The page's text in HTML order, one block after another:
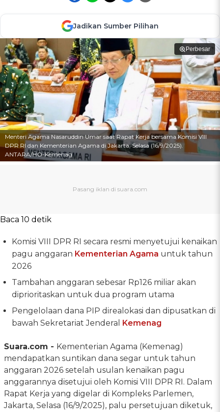
Jadikan Sumber Pilihan
Perbesar
Menteri Agama Nasaruddin Umar saat Rapat Kerja bersama Komisi VIII
DPR RI dan Kementerian Agama di Jakarta, Selasa (16/9/2025).
ANTARA/HO-Kemenag
Baca 10 detik
Komisi VIII DPR RI secara resmi menyetujui kenaikan
pagu anggaran Kementerian Agama untuk tahun
2026
Tambahan anggaran sebesar Rp126 miliar akan
diprioritaskan untuk dua program utama
Pengelolaan dana PIP direalokasi dan dipusatkan di
bawah Sekretariat Jenderal Kemenag
Suara.com - Kementerian Agama (Kemenag)
mendapatkan suntikan dana segar untuk tahun
anggaran 2026 setelah usulan kenaikan pagu
anggarannya disetujui oleh Komisi VIII DPR RI. Dalam
Rapat Kerja yang digelar di Kompleks Parlemen,
Jakarta, Selasa (16/9/2025), palu persetujuan diketuk,